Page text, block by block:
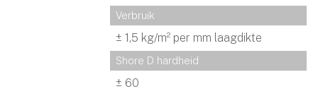
Verbruik
± 1,5 kg/m² per mm laagdikte
Shore D hardheid
± 60